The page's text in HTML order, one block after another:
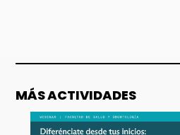
MÁS ACTIVIDADES